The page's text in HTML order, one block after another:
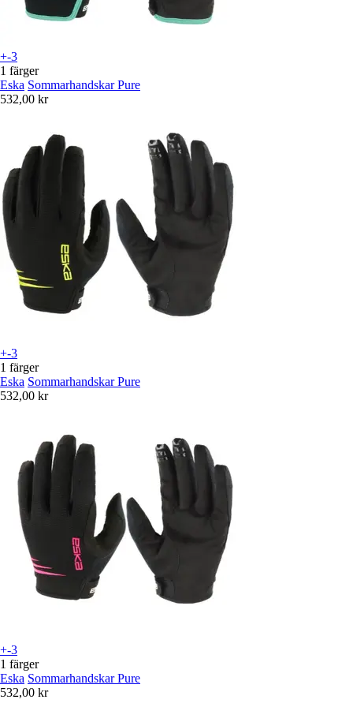
+-3
1 färger
Eska Sommarhandskar Pure
532,00 kr
+-3
1 färger
Eska Sommarhandskar Pure
532,00 kr
+-3
1 färger
Eska Sommarhandskar Pure
532,00 kr